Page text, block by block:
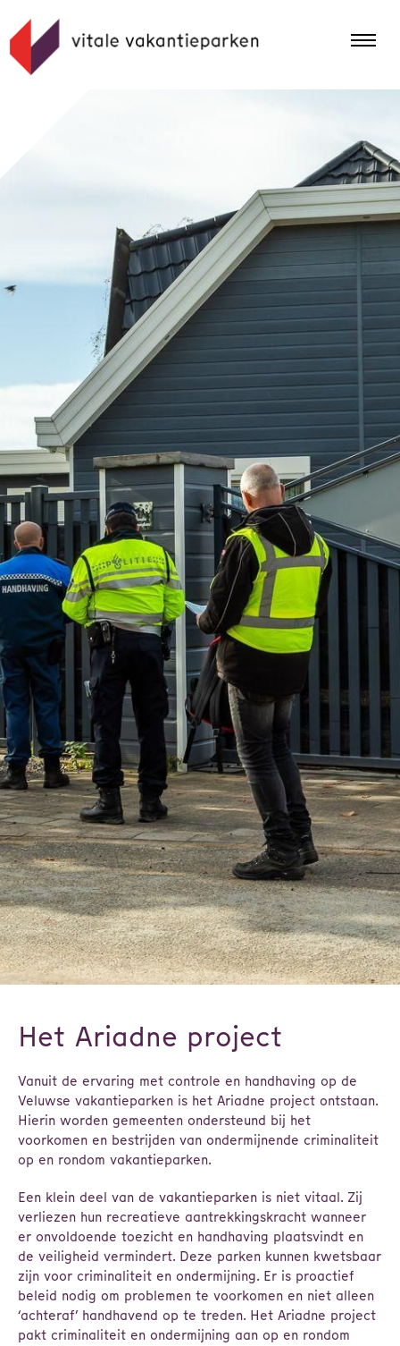
Het Ariadne project
Vanuit de ervaring met controle en handhaving op de
Veluwse vakantieparken is het Ariadne project ontstaan.
Hierin worden gemeenten ondersteund bij het
voorkomen en bestrijden van ondermijnende criminaliteit
op en rondom vakantieparken.
Een klein deel van de vakantieparken is niet vitaal. Zij
verliezen hun recreatieve aantrekkingskracht wanneer
er onvoldoende toezicht en handhaving plaatsvindt en
de veiligheid vermindert. Deze parken kunnen kwetsbaar
zijn voor criminaliteit en ondermijning. Er is proactief
beleid nodig om problemen te voorkomen en niet alleen
‘achteraf’ handhavend op te treden. Het Ariadne project
pakt criminaliteit en ondermijning aan op en rondom